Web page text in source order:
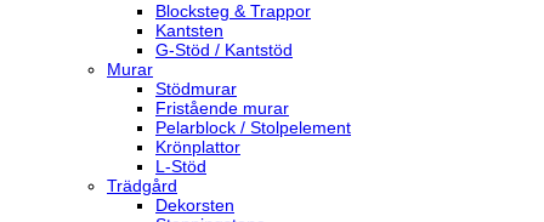
Blocksteg & Trappor
Kantsten
G-Stöd / Kantstöd
Murar
Stödmurar
Fristående murar
Pelarblock / Stolpelement
Krönplattor
L-Stöd
Trädgård
Dekorsten